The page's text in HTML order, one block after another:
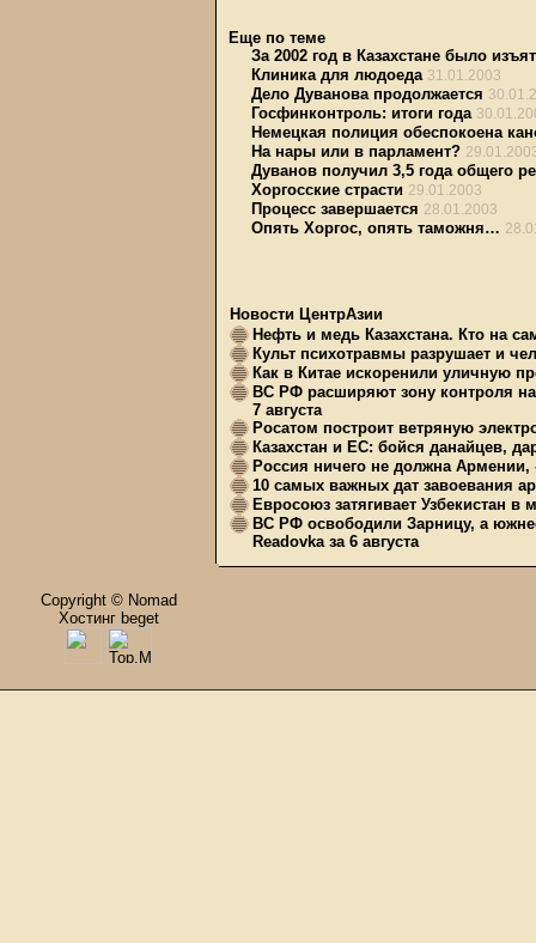
Еще по теме
За 2002 год в Казахстане было
Клиника для людоеда 31.01.2003
Дело Дуванова продолжается
Госфинконтроль: итоги года
Немецкая полиция обеспокоена
На нары или в парламент?
Дуванов получил 3,5 года общего
Хоргосские страсти 29.01.2003
Процесс завершается 28.01.2003
Опять Хоргос, опять таможня…
Новости ЦентрАзии
Нефть и медь Казахстана. Кто на
Культ психотравмы разрушает и
Как в Китае искоренили уличную
ВС РФ расширяют зону контроля на
7 августа
Росатом построит ветряную
Казахстан и ЕС: бойся данайцев,
Россия ничего не должна Армении,
10 самых важных дат завоевания
Евросоюз затягивает Узбекистан
ВС РФ освободили Зарницу, а
Readovka за 6 августа
Copyright © Nomad
Хостинг beget